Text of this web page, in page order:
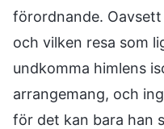
förordnande.
och vilken resa som
undkomma himlens
arrangemang, och
för det kan bara han